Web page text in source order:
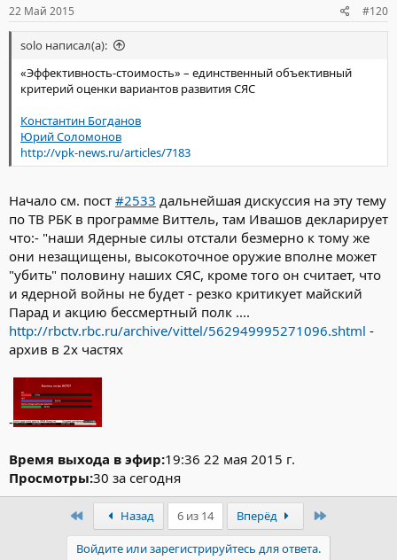
22 Май 2015 #120
solo написал(а):
«Эффективность-стоимость» – единственный объективный
критерий оценки вариантов развития СЯС
Константин Богданов
Юрий Соломонов
http://vpk-news.ru/articles/7183
Начало см. пост #2533 дальнейшая дискуссия на эту тему
по ТВ РБК в программе Виттель, там Ивашов декларирует
что:- "наши Ядерные силы отстали безмерно к тому же
они незащищены, высокоточное оружие вполне может
"убить" половину наших СЯС, кроме того он считает, что
и ядерной войны не будет - резко критикует майский
Парад и акцию бессмертный полк ....
http://rbctv.rbc.ru/archive/vittel/562949995271096.shtml -
архив в 2х частях
-
Время выхода в эфир:19:36 22 мая 2015 г.
Просмотры:30 за сегодня
ПервыйНазад 6 из 14 Вперёд
Войдите или зарегистрируйтесь для ответа.